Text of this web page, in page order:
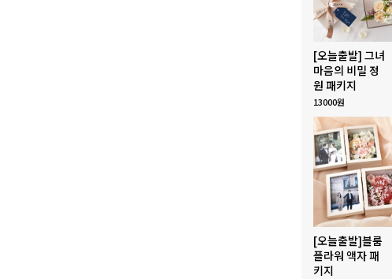
[오늘출발] 그녀
마음의 비밀 정
원 패키지
13000원
[오늘출발]블룸
플라워 액자 패
키지